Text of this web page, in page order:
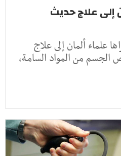
إلى علاج حديث
علماء ألمان إلى علاج
من المواد السامة،